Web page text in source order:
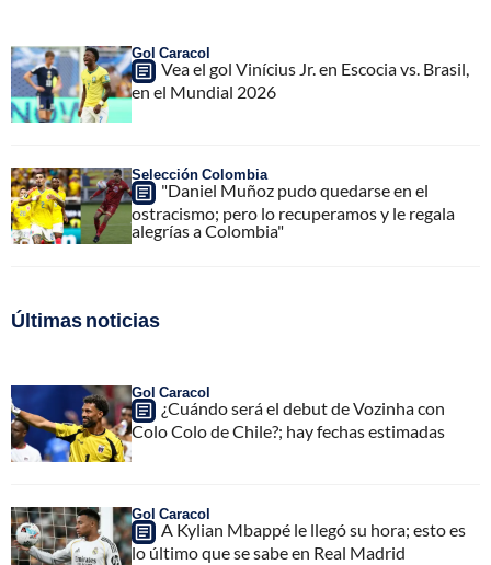
Gol Caracol
Vea el gol Vinícius Jr. en Escocia vs. Brasil,
en el Mundial 2026
Selección Colombia
"Daniel Muñoz pudo quedarse en el
ostracismo; pero lo recuperamos y le regala
alegrías a Colombia"
Últimas noticias
Gol Caracol
¿Cuándo será el debut de Vozinha con
Colo Colo de Chile?; hay fechas estimadas
Gol Caracol
A Kylian Mbappé le llegó su hora; esto es
lo último que se sabe en Real Madrid